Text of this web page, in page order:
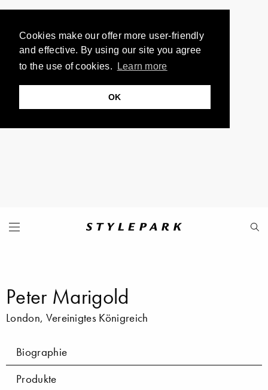
Cookies make our offer more user-friendly
and effective. By using our site you agree
to the use of cookies.
Learn more
OK
Peter Marigold
London, Vereinigtes Königreich
Biographie
Produkte